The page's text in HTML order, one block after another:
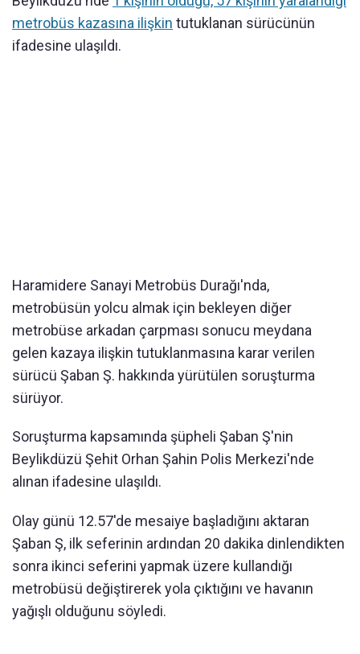
metrobüs kazasına ilişkin tutuklanan sürücünün
ifadesine ulaşıldı.
Haramidere Sanayi Metrobüs Durağı'nda,
metrobüsün yolcu almak için bekleyen diğer
metrobüse arkadan çarpması sonucu meydana
gelen kazaya ilişkin tutuklanmasına karar verilen
sürücü Şaban Ş. hakkında yürütülen soruşturma
sürüyor.
Soruşturma kapsamında şüpheli Şaban Ş'nin
Beylikdüzü Şehit Orhan Şahin Polis Merkezi'nde
alınan ifadesine ulaşıldı.
Olay günü 12.57'de mesaiye başladığını aktaran
Şaban Ş, ilk seferinin ardından 20 dakika dinlendikten
sonra ikinci seferini yapmak üzere kullandığı
metrobüsü değiştirerek yola çıktığını ve havanın
yağışlı olduğunu söyledi.